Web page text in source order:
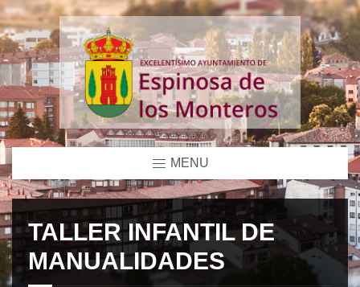
MENU
TALLER INFANTIL DE
MANUALIDADES